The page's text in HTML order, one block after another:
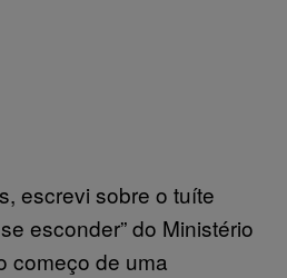
escrevi sobre o tuíte
esconder” do Ministério
começo de uma